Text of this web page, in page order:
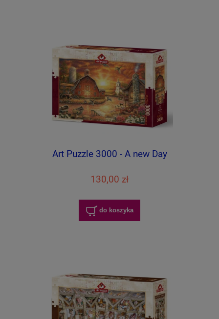
Art Puzzle 3000 - A new Day
130,00 zł
do koszyka